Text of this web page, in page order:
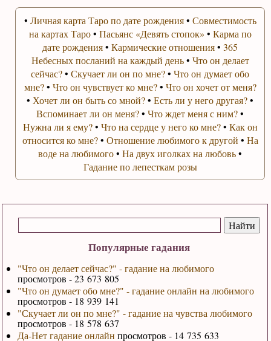
Популярные гадания
"Что он делает сейчас?" - гадание на любимого
просмотров - 23 673 805
"Что он думает обо мне?" - гадание онлайн на любимого
просмотров - 18 939 141
"Скучает ли он по мне?" - гадание на чувства любимого
просмотров - 18 578 637
Да-Нет гадание онлайн просмотров - 14 735 633
• Личная карта Таро по дате рождения• Совместимость
на картах Таро• Пасьянс «Девять стопок» • Карма по
дате рождения•Кармические отношения•365
Небесных посланий на каждый день• Что он делает
сейчас?•Скучает ли он по мне?•Что он думает обо
мне?• Что он чувствует ко мне?• Что он хочет от меня?
• Хочет ли он быть со мной?•Есть ли у него другая?•
Вспоминает ли он меня?•Что ждет меня с ним?•
Нужна ли я ему?• Что на сердце у него ко мне?• Как он
относится ко мне?• Отношение любимого к другой • На
воде на любимого•На двух иголках на любовь•
Гадание по лепесткам розы